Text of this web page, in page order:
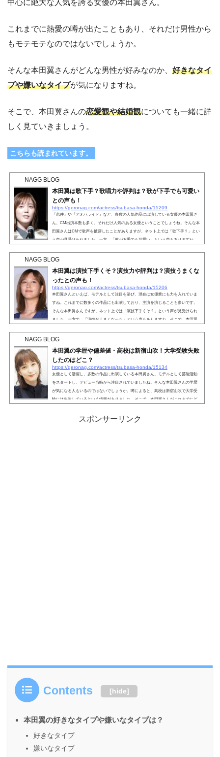
中心に絶大な人気を誇る女優の本田翼さん。
これまでに熱愛の噂が出たこともあり、それだけ男性から
もモテモテなのではないでしょうか。
そんな本田翼さんがどんな男性が好みなのか、 好きなタイ
プや嫌いなタイプが気になりますね。
そこで、本田翼さんの恋愛観や結婚観についても一緒に詳
しく見ていきましょう。
こちらも読まれています。
NAGG BLOG
本田翼は歌下手？歌唱力や評判は？歌が下手でも可愛い
との声も！
https://geronag.com/actress/tsubasa-honda/15209
『恋仲』や『アオハライド』など、多数の人気作品に出演している女優の本田翼さ
ん。CM出演本数も多く、それだけ人気のある女優ということでしょうね。そんな本
田翼さんはCMで歌声を披露したことがありますが、ネット上では「歌下手？」とい
う声が見受けられました。一方、「歌が下手でも可愛い」という声もありますね。
NAGG BLOG
本田翼は演技下手くそ？演技力や評判は？演技うまくな
ったとの声も！
https://geronag.com/actress/tsubasa-honda/15206
本田翼さんといえば、モデルとして注目を浴び、現在は女優業にも力を入れていま
すね。これまでに数多くの作品にも出演しており、主演を演じることも多いです。
そんな本田翼さんですが、ネット上では「演技下手くそ？」という声が見受けられ
ました。一方で、「演技がうまくなった」という声もありますね。そこで、本田翼
NAGG BLOG
本田翼の学歴や偏差値・高校は新宿山吹！大学受験失敗
したのはどこ？
https://geronag.com/actress/tsubasa-honda/15134
女優として活躍し、多数の作品に出演している本田翼さん。モデルとして芸能活動
をスタートし、デビュー当時から注目されていましたね。そんな本田翼さんの学歴
が気になる人もいるのではないでしょうか。噂によると、高校は新宿山吹で大学受
験には失敗しているという情報がありました。そこで、本田翼さんがこれまでにど
本田翼の学歴・三鷹市立井口小学校本田翼さんの出身小学校は、三鷹市立井口小学
校です。1999年4月に入学し、2005年3月に卒業しています...
スポンサーリンク
Contents [hide]
本田翼の好きなタイプや嫌いなタイプは？
好きなタイプ
嫌いなタイプ